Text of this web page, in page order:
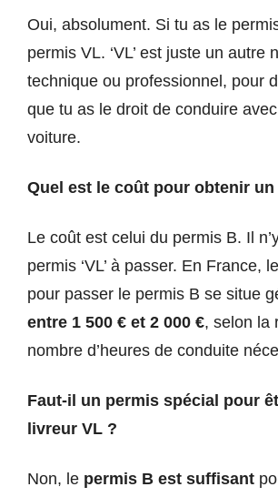
Oui, absolument. Si tu as le
permis VL. ‘VL’ est juste un autre
technique ou professionnel, pour
que tu as le droit de conduire
voiture.
Quel est le coût pour obtenir un
Le coût est celui du permis B. Il
permis ‘VL’ à passer. En France,
pour passer le permis B se situe
entre 1 500 € et 2 000 €, selon la
nombre d’heures de conduite
Faut-il un permis spécial pour
livreur VL ?
Non, le permis B est suffisant